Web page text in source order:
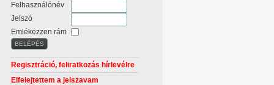
Felhasználónév
Jelszó
Emlékezzen rám
Regisztráció, feliratkozás hírlevélre
Elfelejtettem a jelszavam